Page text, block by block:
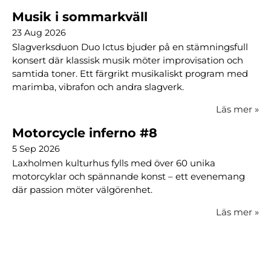
Musik i sommarkväll
23 Aug 2026
Slagverksduon Duo Ictus bjuder på en stämningsfull
konsert där klassisk musik möter improvisation och
samtida toner. Ett färgrikt musikaliskt program med
marimba, vibrafon och andra slagverk.
Läs mer »
Motorcycle inferno #8
5 Sep 2026
Laxholmen kulturhus fylls med över 60 unika
motorcyklar och spännande konst – ett evenemang
där passion möter välgörenhet.
Läs mer »